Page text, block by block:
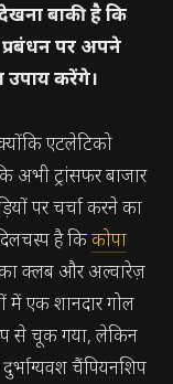
बाकी है कि
पर अपने
उपाय करेंगे।
एटलेटिको
अभी ट्रांसफर बाजार
पर चर्चा करने का
है किकोपा
क्लब और अल्वारेज़
में एक शानदार गोल
से चूक गया, लेकिन
चैंपियनशिप